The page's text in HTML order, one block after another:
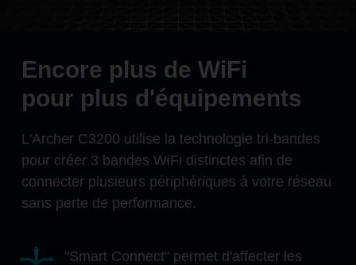
Encore plus de WiFi
pour plus d'équipements
L'Archer C3200 utilise la technologie tri-bandes
pour créer 3 bandes WiFi distinctes afin de
connecter plusieurs périphériques à votre réseau
sans perte de performance.
"Smart Connect" permet d'affecter les